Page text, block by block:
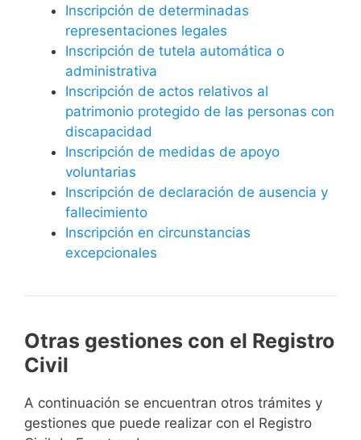
Inscripción de determinadas
representaciones legales
Inscripción de tutela automática o
administrativa
Inscripción de actos relativos al
patrimonio protegido de las personas con
discapacidad
Inscripción de medidas de apoyo
voluntarias
Inscripción de declaración de ausencia y
fallecimiento
Inscripción en circunstancias
excepcionales
Otras gestiones con el Registro
Civil
A continuación se encuentran otros trámites y
gestiones que puede realizar con el Registro